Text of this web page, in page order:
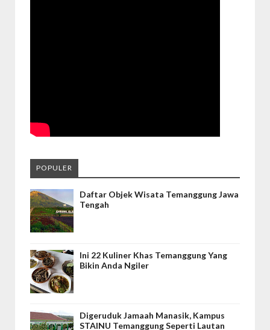
POPULER
Daftar Objek Wisata Temanggung Jawa
Tengah
Ini 22 Kuliner Khas Temanggung Yang
Bikin Anda Ngiler
Digeruduk Jamaah Manasik, Kampus
STAINU Temanggung Seperti Lautan